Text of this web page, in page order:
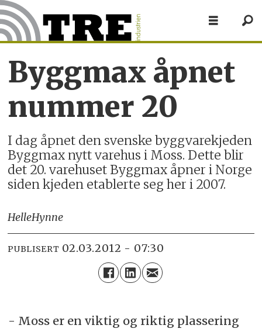
Byggmax åpnet
nummer 20
I dag åpnet den svenske byggvarekjeden
Byggmax nytt varehus i Moss. Dette blir
det 20. varehuset Byggmax åpner i Norge
siden kjeden etablerte seg her i 2007.
HelleHynne
PUBLISERT 02.03.2012 - 07:30
- Moss er en viktig og riktig plassering